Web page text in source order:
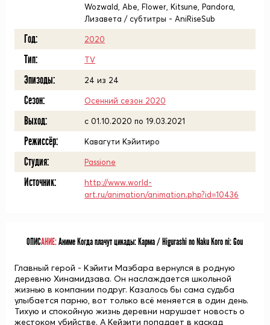
Wozwald, Abe, Flower, Kitsune, Pandora,
Лизавета / субтитры - AniRiseSub
Год: 2020
Тип: TV
Эпизоды: 24 из 24
Сезон: Осенний сезон 2020
Выход: c 01.10.2020 по 19.03.2021
Режиссёр: Кавагути Кэйитиро
Студия: Passione
Источник:
http://www.world-
art.ru/animation/animation.php?id=10436
ОПИСАНИЕ:Аниме Когда плачут цикады: Карма / Higurashi no Naku Koro ni: Gou
Главный герой - Кэйити Маэбара вернулся в родную
деревню Хинамидзава. Он наслаждается школьной
жизнью в компании подруг. Казалось бы сама судьба
улыбается парню, вот только всё меняется в один день.
Тихую и спокойную жизнь деревни нарушает новость о
жестоком убийстве. А Кейэити попадает в каскад